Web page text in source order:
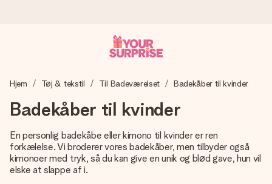
Vi laver din gave med omhu og sender den lynhurtigt – så
betyder allermest.
4,7 (baseret på +15.000 anmeldelser)
Hjem Tøj & tekstil Til Badeværelset Badekåber til kvinder
Badekåber til kvinder
En personlig badekåbe eller kimono til kvinder er ren
forkælelse. Vi broderer vores badekåber, men tilbyder også
kimonoer med tryk, så du kan give en unik og blød gave, hun vil
elske at slappe af i.